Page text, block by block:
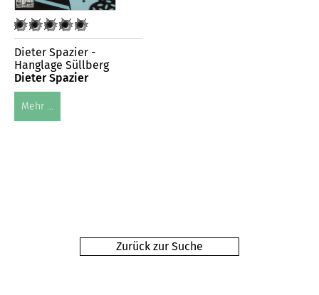
Dieter Spazier -
Hanglage Süllberg
Dieter Spazier
Mehr ...
Zurück zur Suche